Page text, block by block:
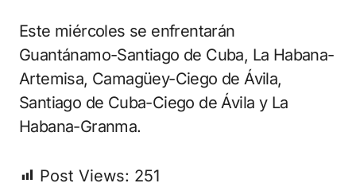
Este miércoles se enfrentarán
Guantánamo-Santiago de Cuba, La Habana-
Artemisa, Camagüey-Ciego de Ávila,
Santiago de Cuba-Ciego de Ávila y La
Habana-Granma.
Post Views: 251